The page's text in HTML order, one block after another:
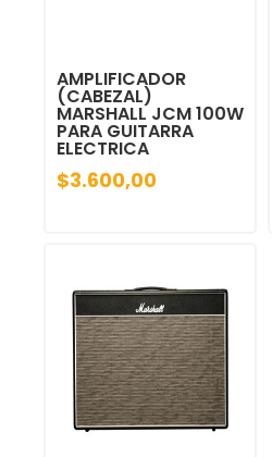
AMPLIFICADOR
(CABEZAL)
MARSHALL JCM 100W
PARA GUITARRA
ELECTRICA
$3.600,00